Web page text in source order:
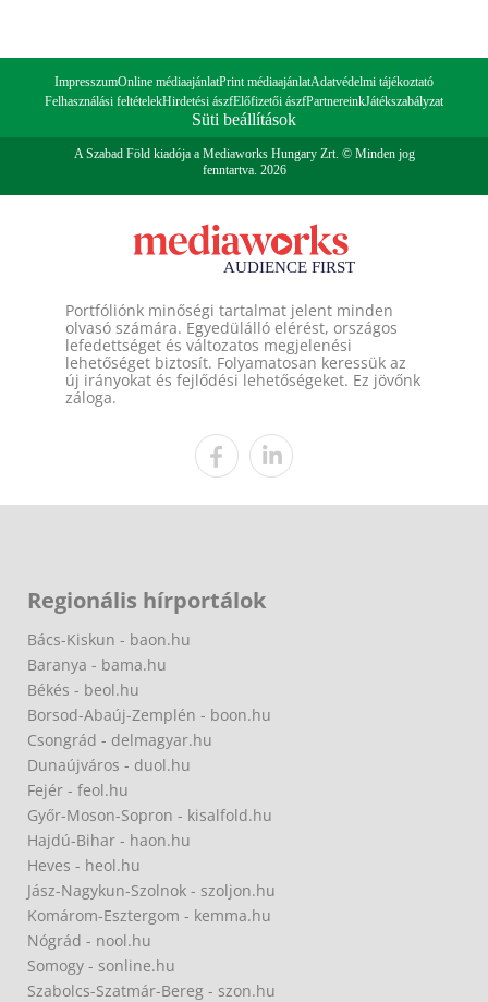
ImpresszumOnline médiaajánlatPrint médiaajánlatAdatvédelmi tájékoztató
Felhasználási feltételekHirdetési ászfElőfizetői ászfPartnereinkJátékszabályzat
Süti beállítások
A Szabad Föld kiadója a Mediaworks Hungary Zrt. © Minden jog
fenntartva. 2026
Portfóliónk minőségi tartalmat jelent minden
olvasó számára. Egyedülálló elérést, országos
lefedettséget és változatos megjelenési
lehetőséget biztosít. Folyamatosan keressük az
új irányokat és fejlődési lehetőségeket. Ez jövőnk
záloga.
Regionális hírportálok
Bács-Kiskun - baon.hu
Baranya - bama.hu
Békés - beol.hu
Borsod-Abaúj-Zemplén - boon.hu
Csongrád - delmagyar.hu
Dunaújváros - duol.hu
Fejér - feol.hu
Győr-Moson-Sopron - kisalfold.hu
Hajdú-Bihar - haon.hu
Heves - heol.hu
Jász-Nagykun-Szolnok - szoljon.hu
Komárom-Esztergom - kemma.hu
Nógrád - nool.hu
Somogy - sonline.hu
Szabolcs-Szatmár-Bereg - szon.hu